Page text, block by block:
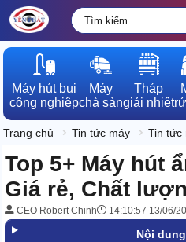
Máy hút bụi
công nghiệp
Máy
chà sàn
Tháp
giải nhiệt
Trang chủ Tin tức máy Tin tức
Top 5+ Máy hút
Giá rẻ, Chất
CEO Robert Chinh 14:10:57 13/06/
Nội